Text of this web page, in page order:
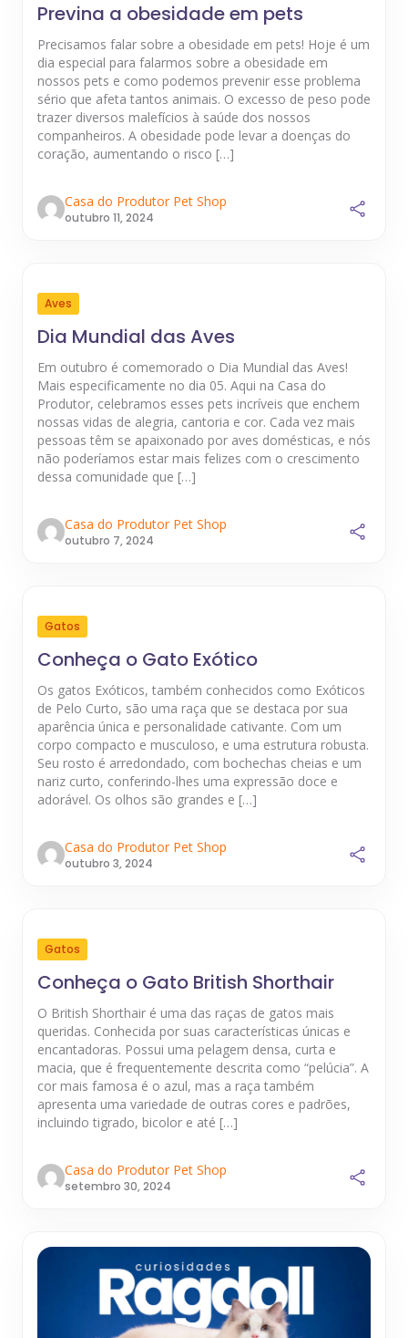
Previna a obesidade em pets
Precisamos falar sobre a obesidade em pets! Hoje é um
dia especial para falarmos sobre a obesidade em
nossos pets e como podemos prevenir esse problema
sério que afeta tantos animais. O excesso de peso pode
trazer diversos malefícios à saúde dos nossos
companheiros. A obesidade pode levar a doenças do
coração, aumentando o risco […]
Casa do Produtor Pet Shop
outubro 11, 2024
Aves
Dia Mundial das Aves
Em outubro é comemorado o Dia Mundial das Aves!
Mais especificamente no dia 05. Aqui na Casa do
Produtor, celebramos esses pets incríveis que enchem
nossas vidas de alegria, cantoria e cor. Cada vez mais
pessoas têm se apaixonado por aves domésticas, e nós
não poderíamos estar mais felizes com o crescimento
dessa comunidade que […]
Casa do Produtor Pet Shop
outubro 7, 2024
Gatos
Conheça o Gato Exótico
Os gatos Exóticos, também conhecidos como Exóticos
de Pelo Curto, são uma raça que se destaca por sua
aparência única e personalidade cativante. Com um
corpo compacto e musculoso, e uma estrutura robusta.
Seu rosto é arredondado, com bochechas cheias e um
nariz curto, conferindo-lhes uma expressão doce e
adorável. Os olhos são grandes e […]
Casa do Produtor Pet Shop
outubro 3, 2024
Gatos
Conheça o Gato British Shorthair
O British Shorthair é uma das raças de gatos mais
queridas. Conhecida por suas características únicas e
encantadoras. Possui uma pelagem densa, curta e
macia, que é frequentemente descrita como “pelúcia”. A
cor mais famosa é o azul, mas a raça também
apresenta uma variedade de outras cores e padrões,
incluindo tigrado, bicolor e até […]
Casa do Produtor Pet Shop
setembro 30, 2024